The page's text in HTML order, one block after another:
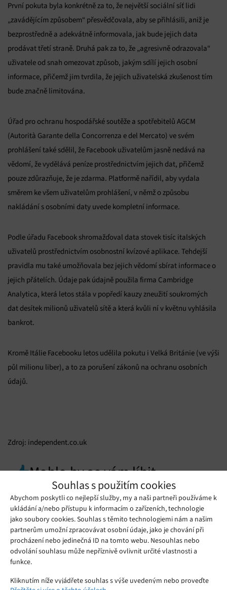
Souhlas s použitím cookies
Abychom poskytli co nejlepší služby, my a naši partneři používáme k
ukládání a/nebo přístupu k informacím o zařízeních, technologie
jako soubory cookies. Souhlas s těmito technologiemi nám a našim
partnerům umožní zpracovávat osobní údaje, jako je chování při
procházení nebo jedinečná ID na tomto webu. Nesouhlas nebo
odvolání souhlasu může nepříznivě ovlivnit určité vlastnosti a
funkce.
Kliknutím níže vyjádřete souhlas s výše uvedeným nebo proveďte
První pokuta byla konkrétně za to, že největší sociální síť lidi
„zavádějícím způsobem“ přesvědčovala, aby se přihlásili, aniž je
bezprostředně a adekvátně informovala, jak bude jejich data
prodávat třetí straně. Druhá pak za to, že „agresivně odrazovala“
uživatele od snah omezovat způsob, jakým sdílí jejich osobní
informace, přičemž jim tvrdila, že jejich uživatelská zkušenost tím
bude značně limitována.
Úřad pro ochranu hospodářské soutěže a spotřebitelů AGCM
(Autorità Garante della Concorrenza e del Mercato) ve svém
prohlášení také sdělil, že Facebook uživatelům jasně nedává na
vědomí, že vydělává peníze prostřednictvím jejich dat, přičemž
pouze zdůrazňuje, že je zdarma. Platformě nařídil, aby vydala
směrem ke všem uživatelům prohlášení, v němž o způsobu
nakládání s osobními daty uvede kompletní informace.
Podle úřadu Facebook shromažďoval data stovek tisíc italských
uživatelů prostřednictvím osobnostní kvízové aplikace. Tehdejší
pravidla mu také umožňovala bez jejich vědomí sbírat informace o
jejich přátelích. Údaje pak údajně použila firma Cambridge
Analytica, která letos stála v popředí kauzy zneužití soukromých
dat desítek milionů uživatelů sítě a která kvůli ní v květnu vyhlásila
bankrot.
Kromě Itálie Facebooku letos udělila pokutu i Velká Británie (ve výši
půl milionu liber), a to za porušení zákonů na ochranu osobních
údajů.
Zdroj: independent.co.uk
Mohlo by se vám líbit